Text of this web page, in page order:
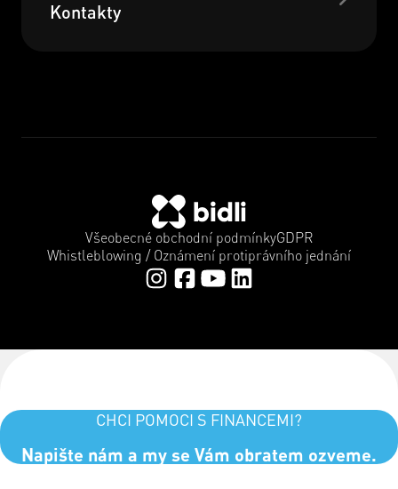
Kontakty
Všeobecné obchodní podmínkyGDPR
Whistleblowing / Oznámení protiprávního jednání
CHCI POMOCI S FINANCEMI?
Napište nám a my se Vám obratem ozveme.